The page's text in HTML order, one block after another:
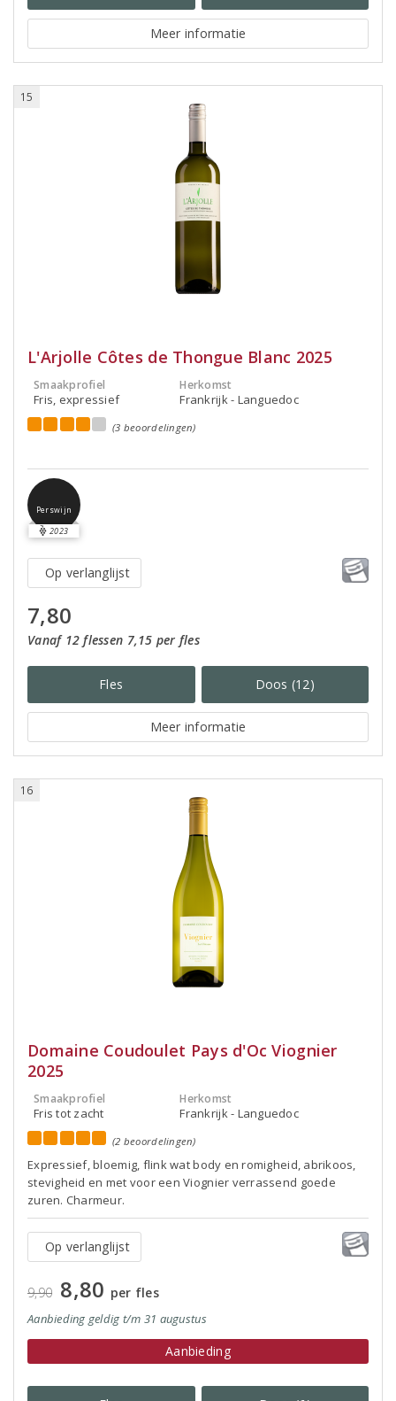
Meer informatie
15
L'Arjolle Côtes de Thongue Blanc 2025
Smaakprofiel
Fris, expressief
Herkomst
Frankrijk - Languedoc
(3 beoordelingen)
Perswijn
2023
Op verlanglijst
7,80
Vanaf 12 flessen 7,15 per fles
Fles Doos (12)
Meer informatie
16
Domaine Coudoulet Pays d'Oc Viognier
2025
Smaakprofiel
Fris tot zacht
Herkomst
Frankrijk - Languedoc
(2 beoordelingen)
Expressief, bloemig, flink wat body en romigheid, abrikoos,
stevigheid en met voor een Viognier verrassend goede
zuren. Charmeur.
Op verlanglijst
9,90 8,80 per fles
Aanbieding geldig t/m 31 augustus
Aanbieding